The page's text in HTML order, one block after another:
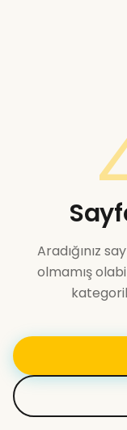
Aradığınız
olmamış